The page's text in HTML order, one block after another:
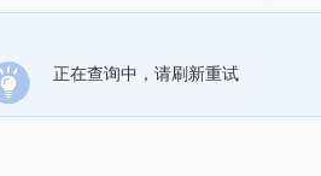
正在查询中，请刷新重试